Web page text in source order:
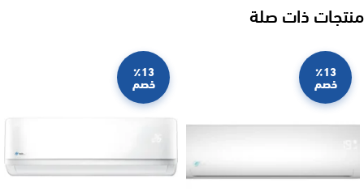
منتجات ذات صلة
٪13
خصم
٪13
خصم